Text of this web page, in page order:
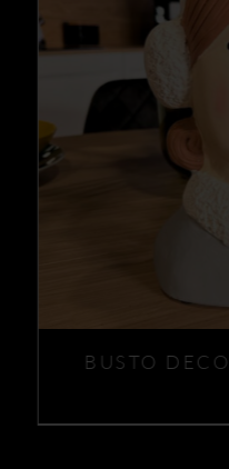
AÑADIR AL
BUSTO